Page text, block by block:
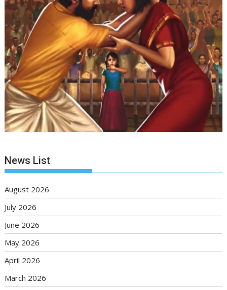
News List
August 2026
July 2026
June 2026
May 2026
April 2026
March 2026